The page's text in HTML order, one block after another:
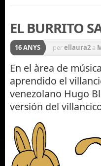
EL BURRITO
16 ANYS perellaura2 a
En el àrea de
aprendido el
venezolano Hugo
versión del